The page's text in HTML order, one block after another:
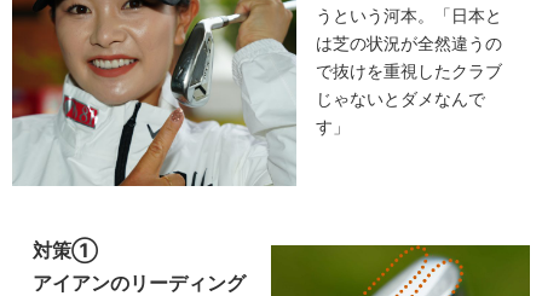
うという河本。「日本と
は芝の状況が全然違うの
で抜けを重視したクラブ
じゃないとダメなんで
す」
対策①
アイアンのリーディング